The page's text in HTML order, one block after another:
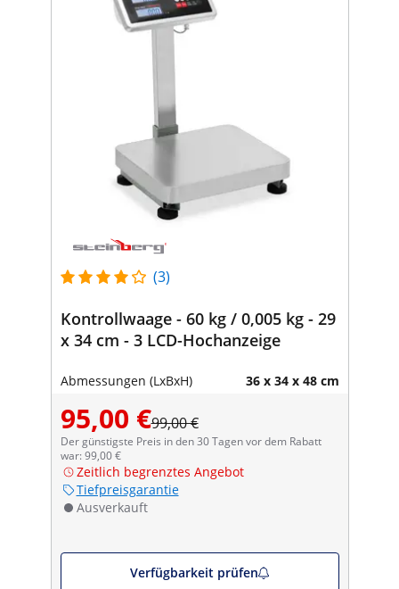
(3)
Kontrollwaage - 60 kg / 0,005 kg - 29
x 34 cm - 3 LCD-Hochanzeige
Abmessungen (LxBxH) 36 x 34 x 48 cm
95,00 €99,00 €
Der günstigste Preis in den 30 Tagen vor dem Rabatt
war: 99,00 €
Zeitlich begrenztes Angebot
Tiefpreisgarantie
Ausverkauft
Verfügbarkeit prüfen